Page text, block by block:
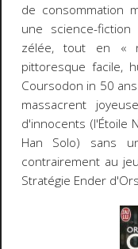
de consommation
une science-fiction
zélée, tout en «
pittoresque facile,
Coursodon in 50
massacrent
d'innocents (l'Étoile
Han Solo) sans
contrairement au
Stratégie Ender